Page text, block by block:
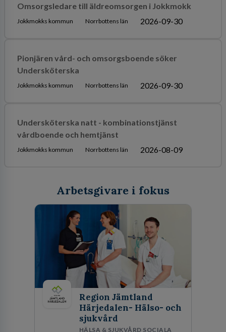
Omsorgsledare till äldreomsorgen i Jokkmokk
Jokkmokks kommun Norrbottens län 2026-09-30
Pionjären vård- och omsorgsboende söker
Undersköterska
Jokkmokks kommun Norrbottens län 2026-09-30
Undersköterska natt - kombinationstjänst
vårdboende och hemtjänst
Jokkmokks kommun Norrbottens län 2026-08-09
Arbetsgivare i fokus
Region Jämtland
Härjedalen- Hälso- och
sjukvård
HÄLSA & SJUKVÅRD SOCIALA